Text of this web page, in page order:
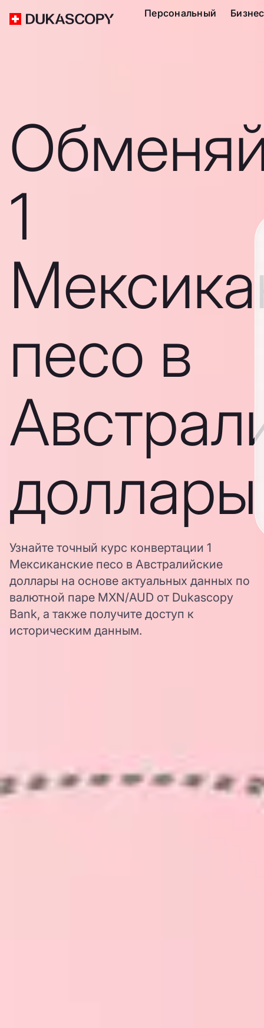
Персональный Бизнес
1
песо в
доллары
Узнайте точный курс конвертации 1
Мексиканские песо в Австралийские
доллары на основе актуальных данных по
валютной паре MXN/AUD от Dukascopy
Bank, а также получите доступ к
историческим данным.